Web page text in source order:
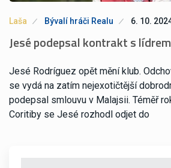
Laša Bývalí hráči Realu 6. 10.
Jesé podepsal kontrakt s
Jesé Rodríguez opět mění klub.
se vydá na zatím nejexotičtější
podepsal smlouvu v Malajsii. Téměř
Coritiby se Jesé rozhodl odjet do